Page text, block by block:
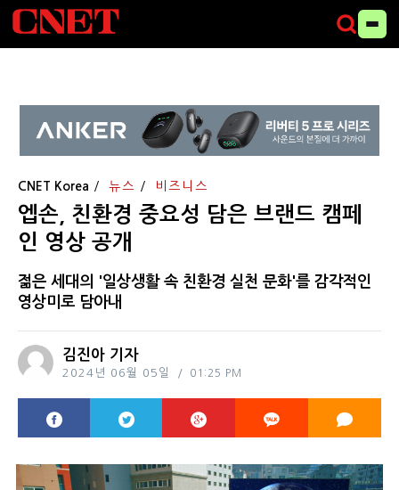
CNET Korea 뉴스 비즈니스
엡손, 친환경 중요성 담은 브랜드 캠페
인 영상 공개
젊은 세대의 '일상생활 속 친환경 실천 문화'를 감각적인
영상미로 담아내
김진아 기자
2024년 06월 05일 01:25 PM